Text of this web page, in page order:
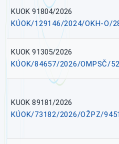
KUOK 91804/2026
KÚOK/129146/2024/OKH-O/
KUOK 91305/2026
KÚOK/84657/2026/OMPSČ/
KUOK 89181/2026
KÚOK/73182/2026/OŽPZ/9451